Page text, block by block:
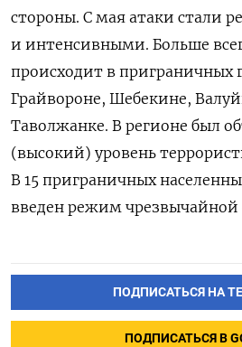
стороны. С мая атаки стали
и интенсивными. Больше
происходит в приграничных
Грайвороне, Шебекине,
Таволжанке. В регионе был
(высокий) уровень
В 15 приграничных
введен режим чрезвычайной
ПОДПИСАТЬСЯ НА
ПОДПИСАТЬСЯ В